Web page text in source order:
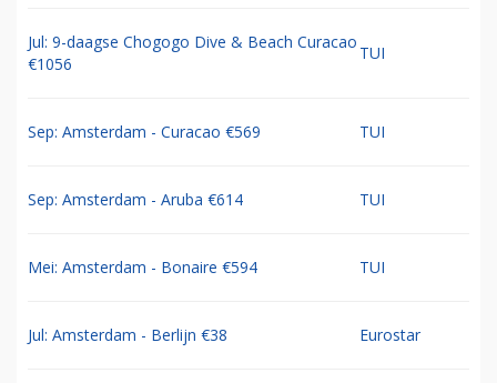
Jul: 9-daagse Chogogo Dive & Beach Curacao
€1056
TUI
Sep: Amsterdam - Curacao €569 TUI
Sep: Amsterdam - Aruba €614 TUI
Mei: Amsterdam - Bonaire €594 TUI
Jul: Amsterdam - Berlijn €38 Eurostar